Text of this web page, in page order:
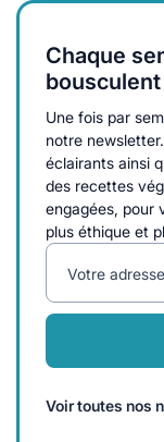
Chaque
Une fois par
notre
éclairants ainsi
des recettes
engagées, pour
plus éthique et
Votre
Voir toutes nos